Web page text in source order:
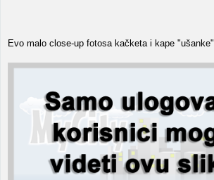
Evo malo close-up fotosa kačketa i kape "ušanke"